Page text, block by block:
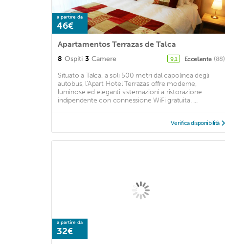
a partire da
46€
Apartamentos Terrazas de Talca
8 Ospiti 3 Camere 9,1 Eccellente (88)
Situato a Talca, a soli 500 metri dal capolinea degli
autobus, l'Apart Hotel Terrazas offre moderne,
luminose ed eleganti sistemazioni a ristorazione
indipendente con connessione WiFi gratuita. ...
Verifica disponibilità
a partire da
32€